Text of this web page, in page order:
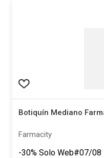
Botiquín Mediano
Farmacity
-30% Solo Web#07/